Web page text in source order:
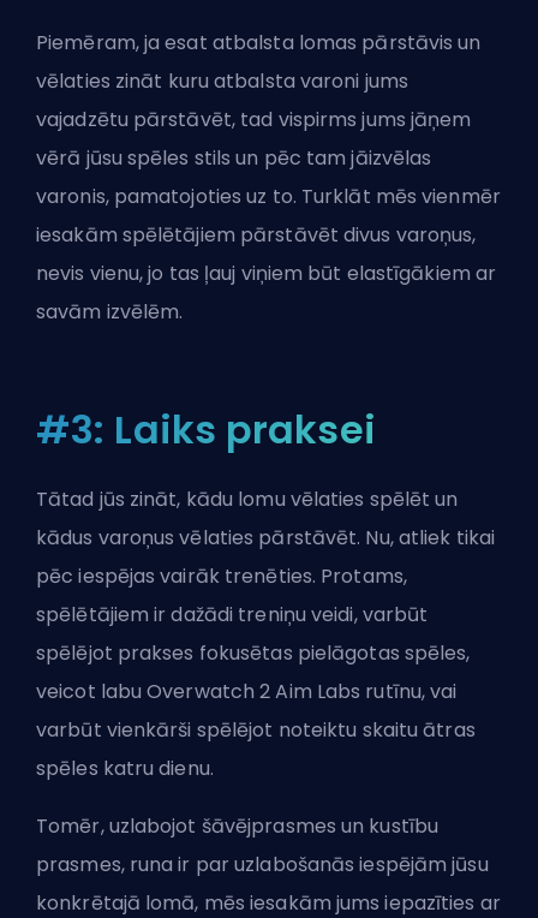
Piemēram, ja esat atbalsta lomas pārstāvis un
vēlaties zināt kuru atbalsta varoni jums
vajadzētu pārstāvēt, tad vispirms jums jāņem
vērā jūsu spēles stils un pēc tam jāizvēlas
varonis, pamatojoties uz to. Turklāt mēs vienmēr
iesakām spēlētājiem pārstāvēt divus varoņus,
nevis vienu, jo tas ļauj viņiem būt elastīgākiem ar
savām izvēlēm.
#3: Laiks praksei
Tātad jūs zināt, kādu lomu vēlaties spēlēt un
kādus varoņus vēlaties pārstāvēt. Nu, atliek tikai
pēc iespējas vairāk trenēties. Protams,
spēlētājiem ir dažādi treniņu veidi, varbūt
spēlējot prakses fokusētas pielāgotas spēles,
veicot labu Overwatch 2 Aim Labs rutīnu, vai
varbūt vienkārši spēlējot noteiktu skaitu ātras
spēles katru dienu.
Tomēr, uzlabojot šāvējprasmes un kustību
prasmes, runa ir par uzlabošanās iespējām jūsu
konkrētajā lomā, mēs iesakām jums iepazīties ar